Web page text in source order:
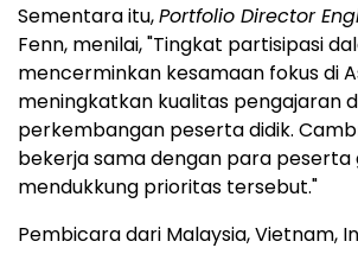
Sementara itu,Portfolio Director
Fenn, menilai, "Tingkat partisipasi
mencerminkan kesamaan fokus di
meningkatkan kualitas pengajaran
perkembangan peserta didik.
bekerja sama dengan para peserta
mendukkung prioritas tersebut."
Pembicara dari Malaysia, Vietnam,